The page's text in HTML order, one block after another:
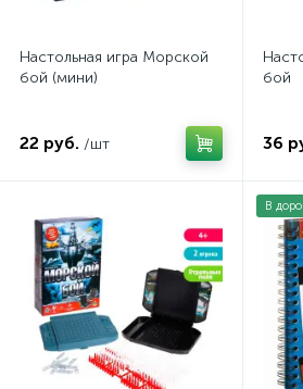
Настольная игра Морской
бой (мини)
22 руб. /шт
бой
36
В